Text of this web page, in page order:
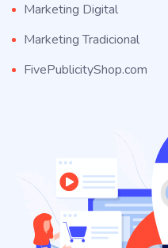
Marketing Digital
Marketing Tradicional
FivePublicityShop.com